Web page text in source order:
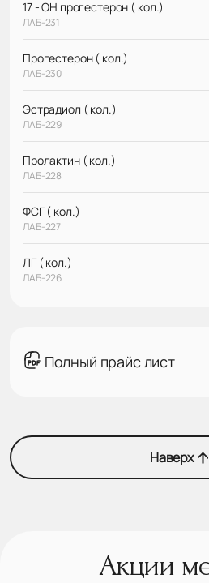
17 - ОН прогестерон ( кол.)
ЛАБ-231
Прогестерон ( кол.)
ЛАБ-230
Эстрадиол ( кол.)
ЛАБ-229
Пролактин ( кол.)
ЛАБ-228
ФСГ ( кол.)
ЛАБ-227
ЛГ ( кол.)
ЛАБ-226
Полный прайс лист
Наверх
Акции